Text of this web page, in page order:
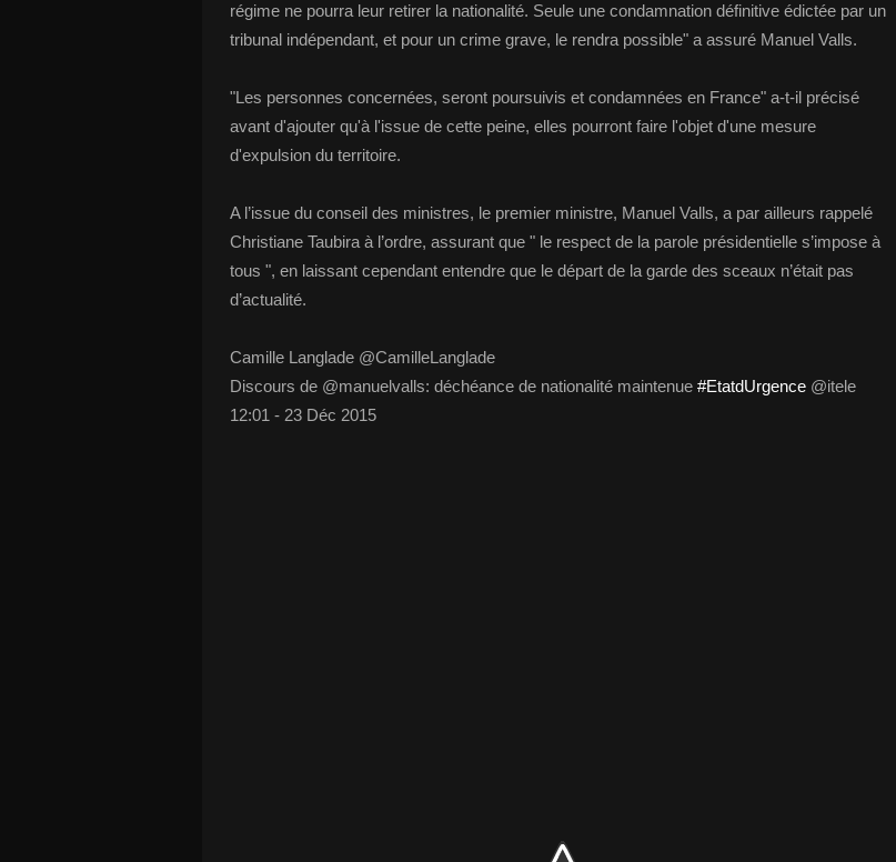
régime ne pourra leur retirer la nationalité. Seule une condamnation définitive édictée par un
tribunal indépendant, et pour un crime grave, le rendra possible" a assuré Manuel Valls.
"Les personnes concernées, seront poursuivis et condamnées en France" a-t-il précisé
avant d'ajouter qu'à l'issue de cette peine, elles pourront faire l'objet d'une mesure
d'expulsion du territoire.
A l’issue du conseil des ministres, le premier ministre, Manuel Valls, a par ailleurs rappelé
Christiane Taubira à l’ordre, assurant que " le respect de la parole présidentielle s’impose à
tous ", en laissant cependant entendre que le départ de la garde des sceaux n’était pas
d’actualité.
Camille Langlade @CamilleLanglade
Discours de @manuelvalls: déchéance de nationalité maintenue #EtatdUrgence @itele
12:01 - 23 Déc 2015